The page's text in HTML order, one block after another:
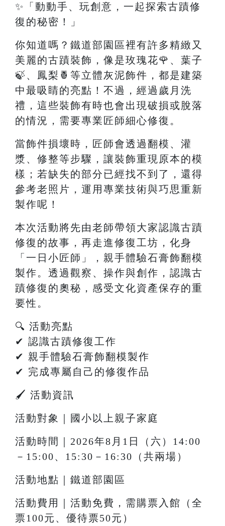
✨「動動手、玩創意，一起探索古蹟修
復的秘密！」
你知道嗎？鐵道部園區裡有許多精緻又
美麗的古蹟裝飾，像是玫瑰花🌹、葉子
🍃、鳳梨🍍等立體灰泥飾件，都是建築
中最吸睛的亮點！不過，經過歲月洗
禮，這些裝飾有時也會出現破損或脫落
的情況，需要專業匠師細心修復。
當飾件損壞時，匠師會透過翻模、灌
漿、修整等步驟，讓裝飾重現原本的模
樣；若缺失的部分已經找不到了，還得
參考老照片，運用專業技術與巧思重新
製作呢！
本次活動將先由老師帶領大家認識古蹟
修復的故事，再走進修復工坊，化身
「一日小匠師」，親手體驗石膏飾翻模
製作。透過觀察、操作與創作，認識古
蹟修復的奧秘，感受文化資產保存的重
要性。
🔍 活動亮點
✔ 認識古蹟修復工作
✔ 親手體驗石膏飾翻模製作
✔ 完成專屬自己的修復作品
🖌 活動資訊
活動對象｜國小以上親子家庭
活動時間｜2026年8月1日（六）14:00
－15:00、15:30－16:30（共兩場）
活動地點｜鐵道部園區
活動費用｜活動免費，需購票入館（全
票100元、優待票50元）